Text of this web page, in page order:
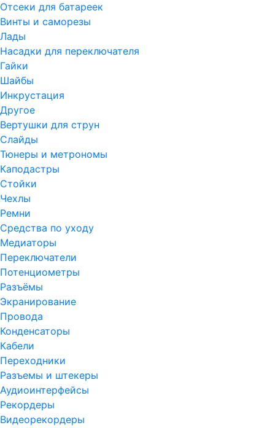
Отсеки для батареек
Винты и саморезы
Лады
Насадки для переключателя
Гайки
Шайбы
Инкрустация
Другое
Вертушки для струн
Слайды
Тюнеры и метрономы
Каподастры
Стойки
Чехлы
Ремни
Средства по уходу
Медиаторы
Переключатели
Потенциометры
Разъёмы
Экранирование
Провода
Конденсаторы
Кабели
Переходники
Разъемы и штекеры
Аудиоинтерфейсы
Рекордеры
Видеорекордеры